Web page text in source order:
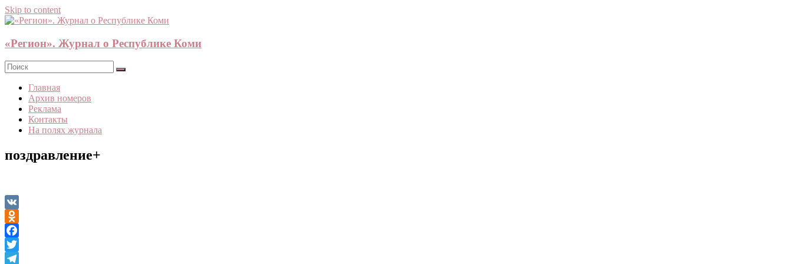
Skip to content
«Регион». Журнал о Республике Коми
Главная
Архив номеров
Реклама
Контакты
На полях журнала
поздравление+
VK
Odnoklassniki
Facebook
Twitter